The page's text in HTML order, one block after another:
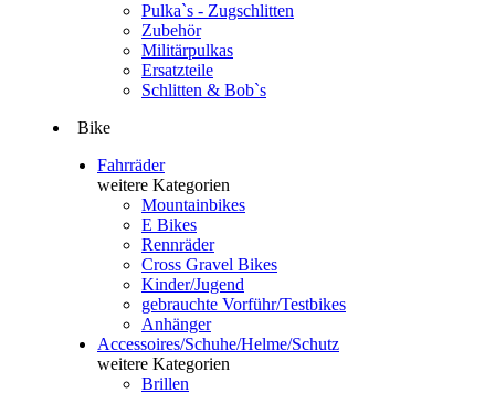
Pulka`s - Zugschlitten
Zubehör
Militärpulkas
Ersatzteile
Schlitten & Bob`s
Bike
Fahrräder
weitere Kategorien
Mountainbikes
E Bikes
Rennräder
Cross Gravel Bikes
Kinder/Jugend
gebrauchte Vorführ/Testbikes
Anhänger
Accessoires/Schuhe/Helme/Schutz
weitere Kategorien
Brillen